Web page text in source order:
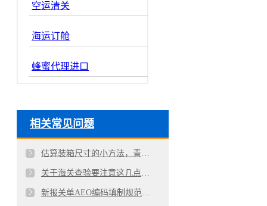
空运清关
海运订舱
蜂蜜代理进口
相关常见问题
估算装箱尺寸的小方法，青岛进出口外贸公司揭秘
关于海关查验要注意这几点，青岛进出口代理公司揭秘
新报关单AEO编码填制规范，青岛代理报关公司详解